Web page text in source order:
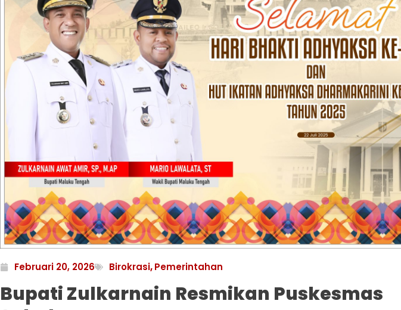
Februari 20, 2026 Birokrasi,Pemerintahan
Bupati Zulkarnain Resmikan Puskesmas